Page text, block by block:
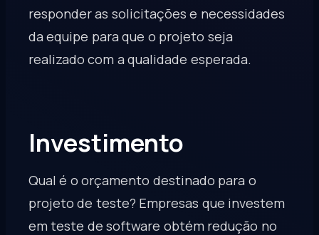
responder as solicitações e necessidades
da equipe para que o projeto seja
realizado com a qualidade esperada.
Investimento
Qual é o orçamento destinado para o
projeto de teste? Empresas que investem
em teste de software obtém redução no